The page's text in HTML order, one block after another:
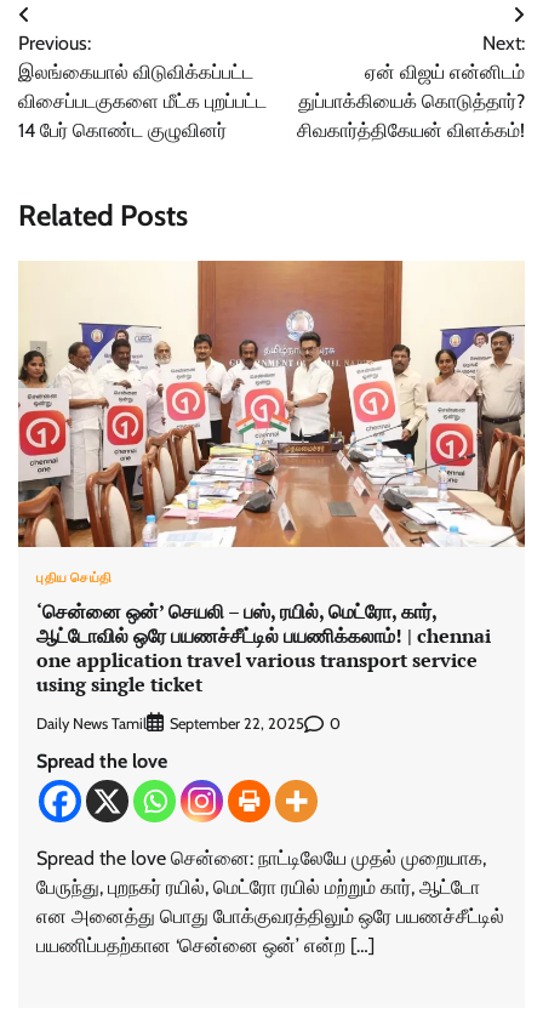
Post
navigation
Previous:
இலங்கையால் விடுவிக்கப்பட்ட
விசைப்படகுகளை மீட்க புறப்பட்ட
14 பேர் கொண்ட குழுவினர்
Next:
ஏன் விஜய் என்னிடம்
துப்பாக்கியைக் கொடுத்தார்?
சிவகார்த்திகேயன் விளக்கம்!
Related Posts
புதிய செய்தி
‘சென்னை ஒன்’ செயலி – பஸ், ரயில், மெட்ரோ, கார்,
ஆட்டோவில் ஒரே பயணச்சீட்டில் பயணிக்கலாம்! | chennai
one application travel various transport service
using single ticket
Daily News Tamil September 22, 2025 0
Spread the love
Spread the love சென்னை: நாட்டிலேயே முதல் முறையாக,
பேருந்து, புறநகர் ரயில், மெட்ரோ ரயில் மற்றும் கார், ஆட்டோ
என அனைத்து பொது போக்குவரத்திலும் ஒரே பயணச்சீட்டில்
பயணிப்பதற்கான ‘சென்னை ஒன்’ என்ற […]